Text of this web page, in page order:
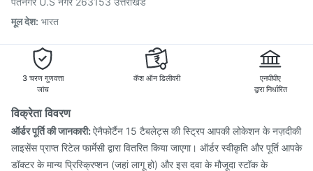
मूल देश: भारत
3 चरण गुणवत्ता
जांच
कॅश ऑन डिलीवरी
एनपीपीए
द्वारा निर्धारित
विक्रेता विवरण
ऑर्डर पूर्ति की जानकारी:ऐनैफोर्टैन 15 टैबलेट्स की स्ट्रिप आपकी लोकेशन के नज़दीकी
लाइसेंस प्राप्त रिटेल फार्मेसी द्वारा वितरित किया जाएगा। ऑर्डर स्वीकृति और पूर्ति आपके
डॉक्टर के मान्य प्रिस्क्रिप्शन (जहां लागू हो) और इस दवा के मौजूदा स्टॉक के